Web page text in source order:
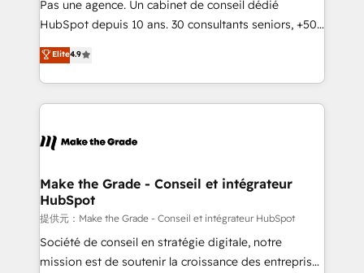
South Africa. Certified compliant with ISO/IEC
international offices and 175+ employees.
Pas une agence. Un cabinet de conseil dédié
HubSpot depuis 10 ans. 30 consultants seniors, +500
clients, un ROI mesurable. Notre mission : faire de
HubSpot un vrai levier de performance pour votre
organisation. Cela passe par la compréhension de
vos processus, la fiabilisation de vos données et
la plateforme. Nos domaines d'intervention : -
& reprise de données - Stratégie RevOps &
alignement Marketing / Sales - Data, reporting &
tableaux de bord - Onboarding, audit &
optimisation - Intégrations métiers (ERP, téléphonie,
e-commerce) - Formation & accompagnement au
Elite4.9
Make the Grade - Conseil et intégrateur
HubSpot
提供元：Make the Grade - Conseil et intégrateur HubSpot
Société de conseil en stratégie digitale, notre
mission est de soutenir la croissance des entreprises